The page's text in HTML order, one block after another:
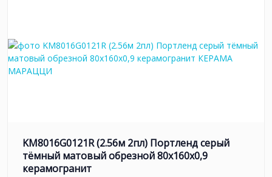
KM8016G0121R (2.56м 2пл) Портленд серый
тёмный матовый обрезной 80x160x0,9
керамогранит